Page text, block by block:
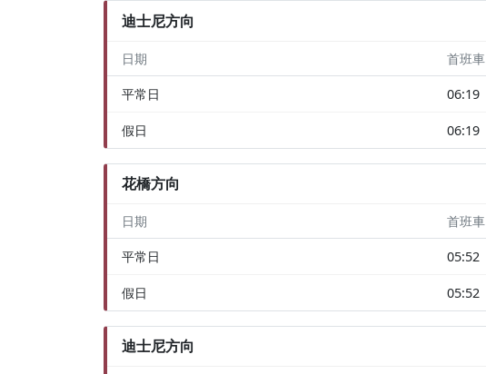
迪士尼方向
日期 首班車
平常日 06:19
假日 06:19
花橋方向
日期 首班車
平常日 05:52
假日 05:52
迪士尼方向